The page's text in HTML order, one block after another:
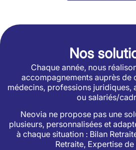
Nos
Chaque année, nous
accompagnements auprès de
médecins, professions juridiques,
ou salariés/
Neovia ne propose pas une
plusieurs, personnalisées et
à chaque situation : Bilan
Retraite, Expertise